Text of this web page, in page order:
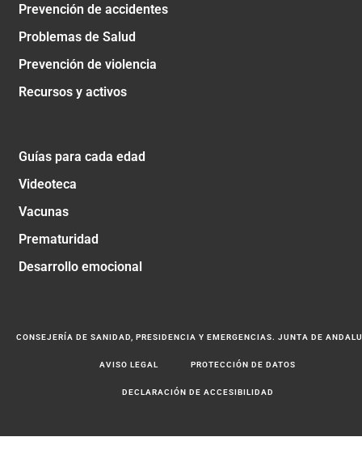
Prevención de accidentes
Problemas de Salud
Prevención de violencia
Recursos y activos
Guías para cada edad
Videoteca
Vacunas
Prematuridad
Desarrollo emocional
CONSEJERÍA DE SANIDAD, PRESIDENCIA Y EMERGENCIAS. JUNTA DE
AVISO LEGAL PROTECCIÓN DE DATOS
DECLARACIÓN DE ACCESIBILIDAD